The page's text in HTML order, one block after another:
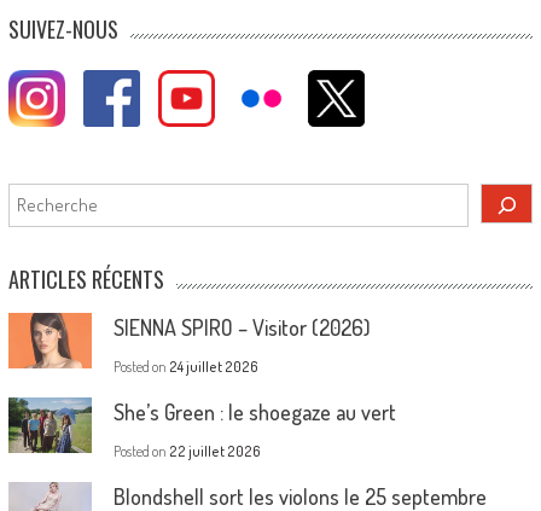
SUIVEZ-NOUS
Rechercher
ARTICLES RÉCENTS
SIENNA SPIRO – Visitor (2026)
Posted on 24 juillet 2026
She’s Green : le shoegaze au vert
Posted on 22 juillet 2026
Blondshell sort les violons le 25 septembre